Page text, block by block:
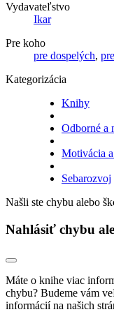
Vydavateľstvo
Ikar
Pre koho
pre dospelých,
Kategorizácia
Knihy
Odborné a
Motivácia
Sebarozvoj
Našli ste chybu alebo
Nahlásiť chybu
Máte o knihe viac
chybu? Budeme vám
informácií na našich